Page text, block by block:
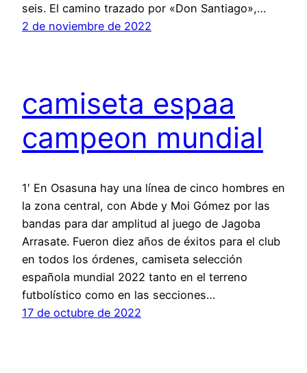
seis. El camino trazado por «Don Santiago»,…
2 de noviembre de 2022
camiseta espaa
campeon mundial
1′ En Osasuna hay una línea de cinco hombres en
la zona central, con Abde y Moi Gómez por las
bandas para dar amplitud al juego de Jagoba
Arrasate. Fueron diez años de éxitos para el club
en todos los órdenes, camiseta selección
española mundial 2022 tanto en el terreno
futbolístico como en las secciones…
17 de octubre de 2022